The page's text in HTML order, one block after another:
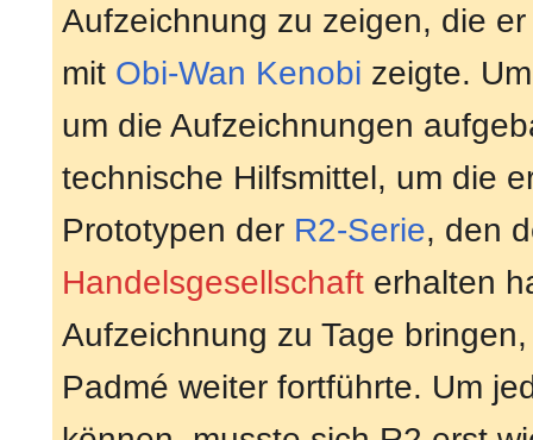
Aufzeichnung zu zeigen, die
mit Obi-Wan Kenobi zeigte.
um die Aufzeichnungen
technische Hilfsmittel, um die
Prototypen der R2-Serie, den
Handelsgesellschaft erhalten
Aufzeichnung zu Tage
Padmé weiter fortführte. Um